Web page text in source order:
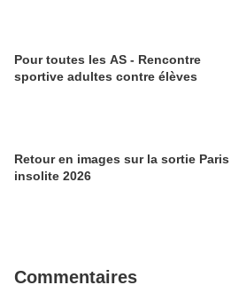
Pour toutes les AS - Rencontre
sportive adultes contre élèves
Retour en images sur la sortie Paris
insolite 2026
Commentaires